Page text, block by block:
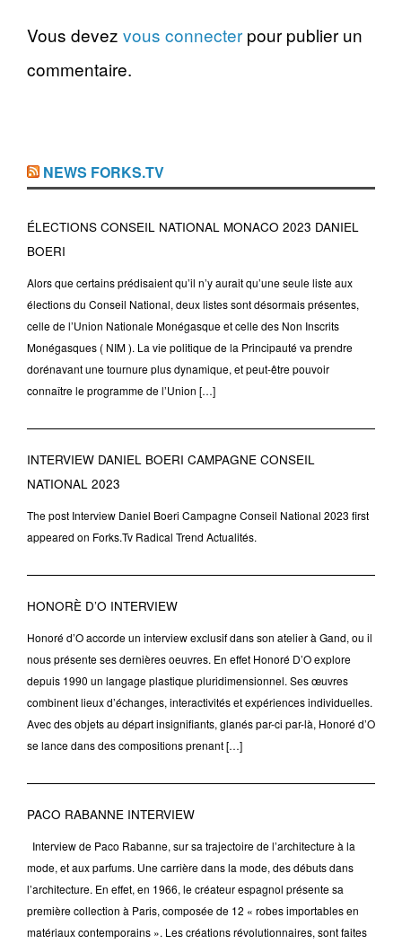
Vous devez vous connecter pour publier un
commentaire.
NEWS FORKS.TV
ÉLECTIONS CONSEIL NATIONAL MONACO 2023 DANIEL
BOERI
Alors que certains prédisaient qu’il n’y aurait qu’une seule liste aux
élections du Conseil National, deux listes sont désormais présentes,
celle de l’Union Nationale Monégasque et celle des Non Inscrits
Monégasques ( NIM ). La vie politique de la Principauté va prendre
dorénavant une tournure plus dynamique, et peut-être pouvoir
connaître le programme de l’Union […]
INTERVIEW DANIEL BOERI CAMPAGNE CONSEIL
NATIONAL 2023
The post Interview Daniel Boeri Campagne Conseil National 2023 first
appeared on Forks.Tv Radical Trend Actualités.
HONORÈ D’O INTERVIEW
Honoré d’O accorde un interview exclusif dans son atelier à Gand, ou il
nous présente ses dernières oeuvres. En effet Honoré D’O explore
depuis 1990 un langage plastique pluridimensionnel. Ses œuvres
combinent lieux d’échanges, interactivités et expériences individuelles.
Avec des objets au départ insignifiants, glanés par-ci par-là, Honoré d’O
se lance dans des compositions prenant […]
PACO RABANNE INTERVIEW
Interview de Paco Rabanne, sur sa trajectoire de l’architecture à la
mode, et aux parfums. Une carrière dans la mode, des débuts dans
l’architecture. En effet, en 1966, le créateur espagnol présente sa
première collection à Paris, composée de 12 « robes importables en
matériaux contemporains ». Les créations révolutionnaires, sont faites